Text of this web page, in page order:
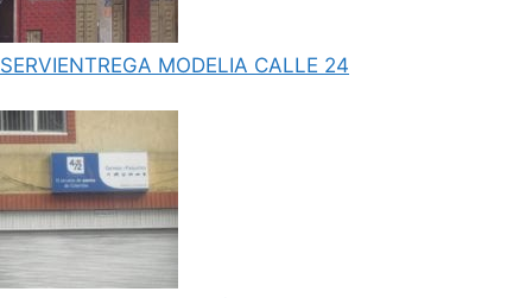
SERVIENTREGA MODELIA CALLE 24